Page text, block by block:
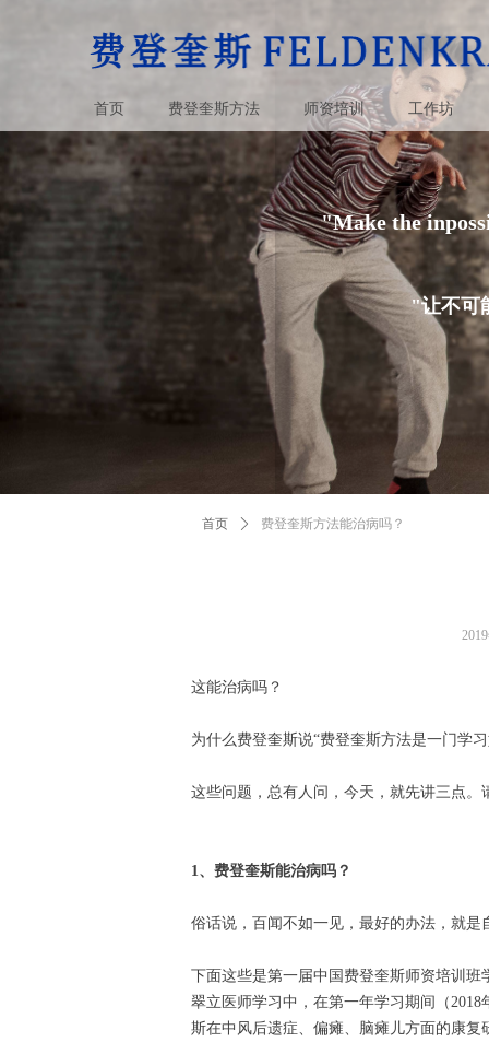
"Make the
"让不可
首页 费登奎斯方法 师资培训 工作坊
首页 ꄲ 费登奎斯方法能治病吗？
这能治病吗？
为什么费登奎斯说“费登奎斯方法是一门学
这些问题，总有人问，今天，就先讲三点。
1、费登奎斯能治病吗？
俗话说，百闻不如一见，最好的办法，就是
下面这些是第一届中国费登奎斯师资培训
翠立医师学习中，在第一年学习期间（
斯在中风后遗症、偏瘫、脑瘫儿方面的康